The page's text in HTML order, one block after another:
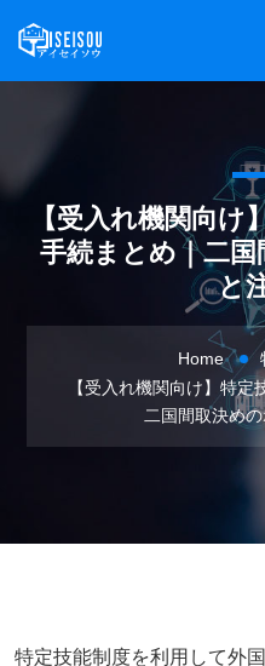
【受入れ機関向け
手続まとめ｜二
と
Home
【受入れ機関向け】特定
二国間取決め
特定技能制度を利用して外